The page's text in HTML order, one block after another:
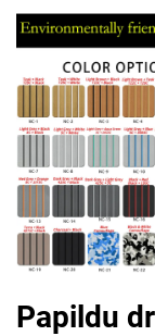
Papildu